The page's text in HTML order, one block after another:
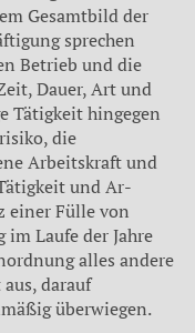
Gesamtbild der
sprechen
Betrieb und die
Dauer, Art und
Tätigkeit hingegen
die
Arbeitskraft und
und Ar­
einer Fülle von
Laufe der Jahre
alles andere
dar­auf
überwiegen.